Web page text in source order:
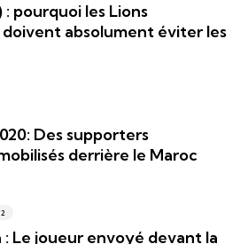
: pourquoi les Lions
absolument éviter les
Des supporters
derrière le Maroc
: Le joueur envoyé devant la